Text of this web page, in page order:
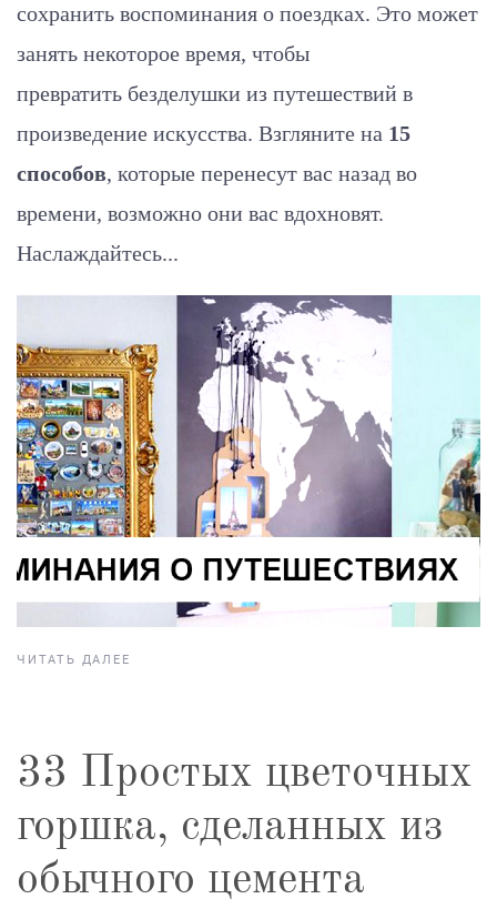
сохранить воспоминания о поездках. Это может
занять некоторое время, чтобы
превратить безделушки из путешествий в
произведение искусства. Взгляните на 15
способов, которые перенесут вас назад во
времени, возможно они вас вдохновят.
Наслаждайтесь...
ЧИТАТЬ ДАЛЕЕ
33 Простых цветочных
горшка, сделанных из
обычного цемента